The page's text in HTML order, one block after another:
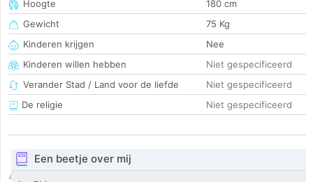
Hoogte
180 cm
Gewicht
75 Kg
Kinderen krijgen
Nee
Kinderen willen hebben
Niet gespecificeerd
Verander Stad / Land voor de liefde
Niet gespecificeerd
De religie
Niet gespecificeerd
Een beetje over mij